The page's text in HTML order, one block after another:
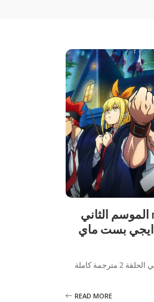
رابط مشاهدة انمي mashle الموسم الثاني
الحلقة 2 مترجمة كاملة HD ايجي بست ماي
رابط مشاهدة انمي mashle الموسم الثاني الحلقة 2 مترجمة كاملة
READ MORE